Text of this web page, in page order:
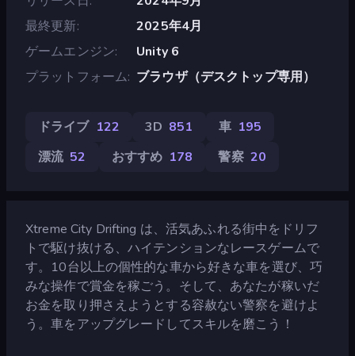
最終更新
2025年4月
ゲームエンジン
Unity 6
プラットフォーム ブラウザ（デスクトップ専用）
ドライブ 122 3D 851 車 195
漂流 52 おすすめ 178 警察 20
Xtreme City Drifting は、活気あふれる街中をドリフ
トで駆け抜ける、ハイテンションなレースゲームで
す。10台以上の個性的な車から好きな車を選び、巧
みな操作で賞金を稼ごう。そして、あなたが稼いだ
お金を取り押さえようとする容赦ない警察を避けよ
う。車をアップグレードしてスキルを磨こう！